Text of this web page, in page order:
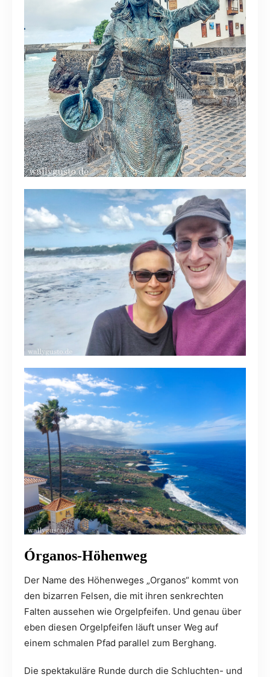
Órganos-Höhenweg
Der Name des Höhenweges „Organos“ kommt von
den bizarren Felsen, die mit ihren senkrechten
Falten aussehen wie Orgelpfeifen. Und genau über
eben diesen Orgelpfeifen läuft unser Weg auf
einem schmalen Pfad parallel zum Berghang.
Die spektakuläre Runde durch die Schluchten- und